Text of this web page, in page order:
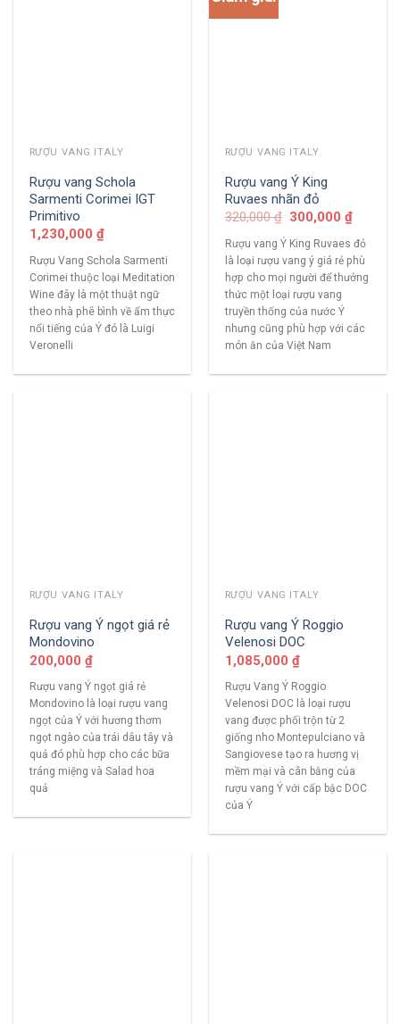
RƯỢU VANG ITALY
Rượu vang Schola
Sarmenti Corimei IGT
Primitivo
1,230,000 ₫
Rượu Vang Schola Sarmenti
Corimei thuộc loại Meditation
Wine đây là một thuật ngữ
theo nhà phê bình về ẩm thực
nổi tiếng của Ý đó là Luigi
Veronelli
RƯỢU VANG ITALY
Rượu vang Ý King
Ruvaes nhãn đỏ
320,000₫ 300,000₫
Rượu vang Ý King Ruvaes đỏ
là loại rượu vang ý giá rẻ phù
hợp cho mọi người để thưởng
thức một loại rượu vang
truyền thống của nước Ý
nhưng cũng phù hợp với các
món ăn của Việt Nam
RƯỢU VANG ITALY
Rượu vang Ý ngọt giá rẻ
Mondovino
200,000 ₫
Rượu vang Ý ngọt giá rẻ
Mondovino là loại rượu vang
ngọt của Ý với hương thơm
ngọt ngào của trái dâu tây và
quả đó phù hợp cho các bữa
tráng miệng và Salad hoa
quả
RƯỢU VANG ITALY
Rượu vang Ý Roggio
Velenosi DOC
1,085,000 ₫
Rượu Vang Ý Roggio
Velenosi DOC là loại rượu
vang được phối trộn từ 2
giống nho Montepulciano và
Sangiovese tạo ra hương vị
mềm mại và cân bằng của
rượu vang Ý với cấp bậc DOC
của Ý